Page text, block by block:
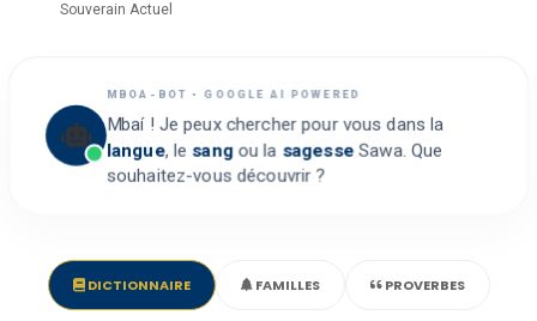
Souverain Actuel
MBOA-BOT • GOOGLE AI POWERED
Mbaí ! Je peux chercher pour vous dans la
langue, le sangou la sagesseSawa. Que
souhaitez-vous découvrir ?
DICTIONNAIRE FAMILLES PROVERBES